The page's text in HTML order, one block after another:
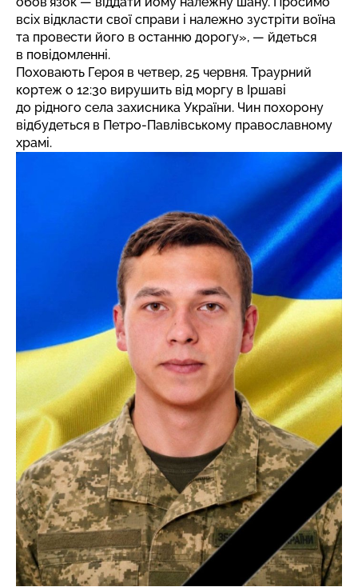
всіх відкласти свої справи і належно зустріти воїна
та провести його в останню дорогу», — йдеться
в повідомленні.
Поховають Героя в четвер, 25 червня. Траурний
кортеж о 12:30 вирушить від моргу в Іршаві
до рідного села захисника України. Чин похорону
відбудеться в Петро-Павлівському православному
храмі.